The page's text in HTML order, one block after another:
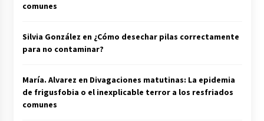
comunes
Silvia González en ¿Cómo desechar pilas correctamente
para no contaminar?
María. Alvarez en Divagaciones matutinas: La epidemia
de frigusfobia o el inexplicable terror a los resfriados
comunes